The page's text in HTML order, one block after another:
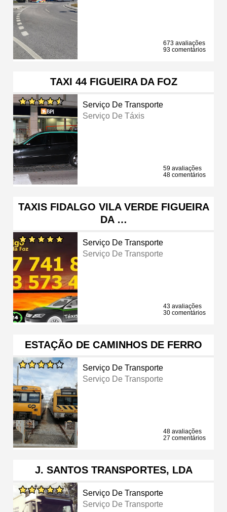
673 avaliações
93 comentários
TAXI 44 FIGUEIRA DA FOZ
Serviço De Transporte
Serviço De Táxis
59 avaliações
48 comentários
TAXIS FIDALGO VILA VERDE FIGUEIRA
DA …
Serviço De Transporte
Serviço De Transporte
43 avaliações
30 comentários
ESTAÇÃO DE CAMINHOS DE FERRO
Serviço De Transporte
Serviço De Transporte
48 avaliações
27 comentários
J. SANTOS TRANSPORTES, LDA
Serviço De Transporte
Serviço De Transporte